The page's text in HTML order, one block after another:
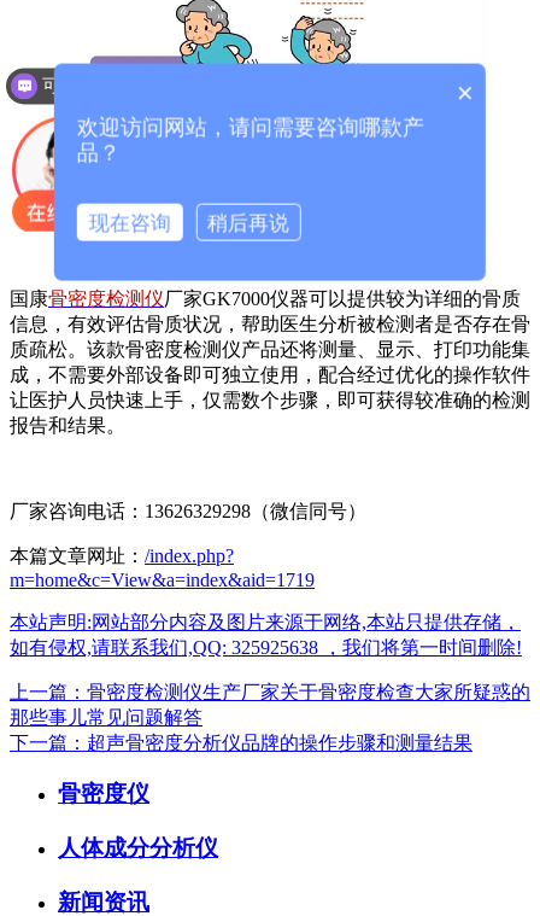
国康骨密度检测仪厂家GK7000仪器可以提供较为详细的骨质
信息，有效评估骨质状况，帮助医生分析被检测者是否存在骨
质疏松。该款骨密度检测仪产品还将测量、显示、打印功能集
成，不需要外部设备即可独立使用，配合经过优化的操作软件
让医护人员快速上手，仅需数个步骤，即可获得较准确的检测
报告和结果。
厂家咨询电话：13626329298（微信同号）
本篇文章网址： /index.php?
m=home&c=View&a=index&aid=1719
本站声明:网站部分内容及图片来源于网络,本站只提供存储，
如有侵权,请联系我们,QQ: 325925638 ，我们将第一时间删除!
上一篇：骨密度检测仪生产厂家关于骨密度检查大家所疑惑的
那些事儿常见问题解答
下一篇：超声骨密度分析仪品牌的操作步骤和测量结果
骨密度仪
人体成分分析仪
新闻资讯
×
欢迎访问网站，请问需要咨询哪款产
品？
现在咨询 稍后再说